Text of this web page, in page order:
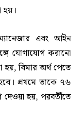
হয়।
এবং আইন
যোগাযোগ করানো
বিমার অর্থ পেতে
প্রথমে তাকে ৭৬
দেওয়া হয়, পরবর্তীতে